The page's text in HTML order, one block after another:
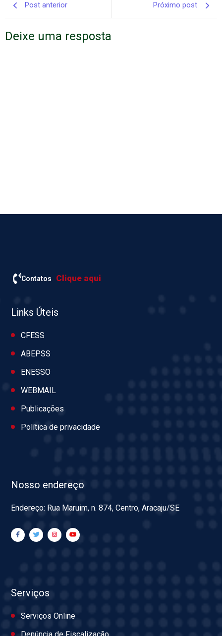
Post anterior Próximo post
Deixe uma resposta
Contatos Clique aqui
Links Úteis
CFESS
ABEPSS
ENESSO
WEBMAIL
Publicações
Política de privacidade
Nosso endereço
Endereço: Rua Maruim, n. 874, Centro, Aracaju/SE
Serviços
Serviços Online